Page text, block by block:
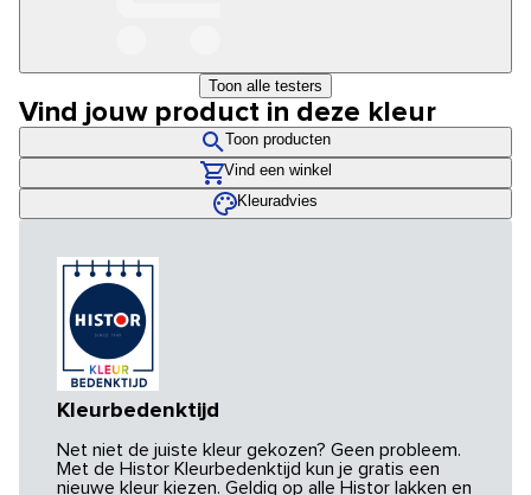
Toon alle testers
Vind jouw product in deze kleur
Toon producten
Vind een winkel
Kleuradvies
Kleurbedenktijd
Net niet de juiste kleur gekozen? Geen probleem.
Met de Histor Kleurbedenktijd kun je gratis een
nieuwe kleur kiezen. Geldig op alle Histor lakken en